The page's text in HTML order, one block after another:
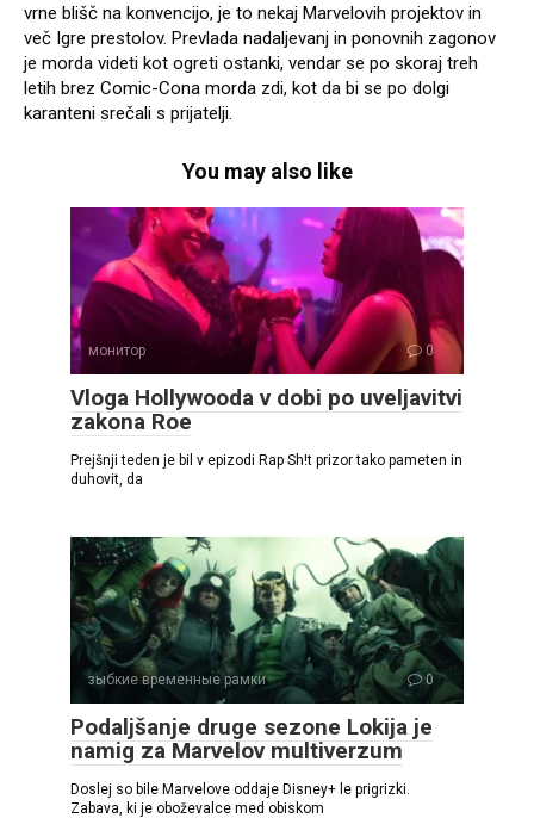
vrne blišč na konvencijo, je to nekaj Marvelovih projektov in
več Igre prestolov. Prevlada nadaljevanj in ponovnih zagonov
je morda videti kot ogreti ostanki, vendar se po skoraj treh
letih brez Comic-Cona morda zdi, kot da bi se po dolgi
karanteni srečali s prijatelji.
You may also like
монитор 0
Vloga Hollywooda v dobi po uveljavitvi
zakona Roe
Prejšnji teden je bil v epizodi Rap Sh!t prizor tako pameten in
duhovit, da
зыбкие временные рамки 0
Podaljšanje druge sezone Lokija je
namig za Marvelov multiverzum
Doslej so bile Marvelove oddaje Disney+ le prigrizki.
Zabava, ki je oboževalce med obiskom